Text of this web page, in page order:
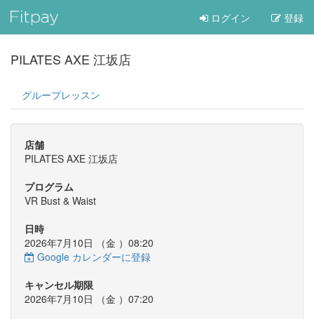
ログイン 登録
PILATES AXE 江坂店
グループレッスン
店舗
PILATES AXE 江坂店
プログラム
VR Bust & Waist
日時
2026年7月10日 （金 ）08:20
Google カレンダーに登録
キャンセル期限
2026年7月10日 （金 ）07:20